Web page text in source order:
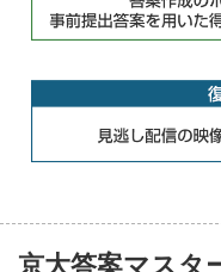
京大答案マスタ